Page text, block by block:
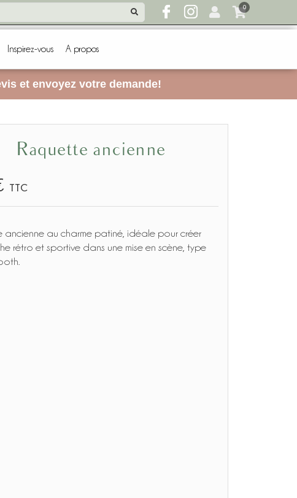
0
Inspirez-vous A propos
et envoyez votre demande!
Raquette ancienne
TTC
ancienne au charme patiné, idéale pour créer
rétro et sportive dans une mise en scène, type